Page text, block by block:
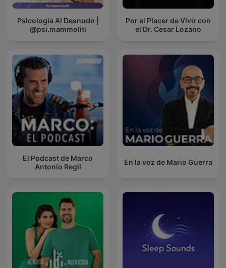
Psicologia Al Desnudo |
@psi.mammoliti
Por el Placer de Vivir con
el Dr. Cesar Lozano
El Podcast de Marco
Antonio Regil
En la voz de Mario Guerra